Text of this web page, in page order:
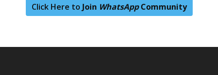
Click Here to Join WhatsAppCommunity